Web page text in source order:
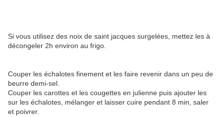
Si vous utilisez des noix de saint jacques surgelées, mettez les à
décongeler 2h environ au frigo.
Couper les échalotes finement et les faire revenir dans un peu de
beurre demi-sel.
Couper les carottes et les cougettes en julienne puis ajouter les
sur les échalotes, mélanger et laisser cuire pendant 8 min, saler
et poivrer.